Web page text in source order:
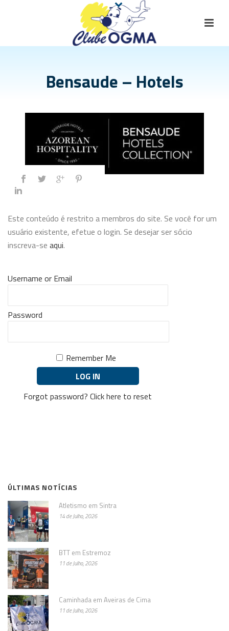
Bensaude – Hotels
Este conteúdo é restrito a membros do site. Se você for um
usuário existente, efetue o login. Se desejar ser sócio
inscreva-se aqui.
Username or Email
Password
Remember Me
Forgot password?Click here to reset
ÚLTIMAS NOTÍCIAS
Atletismo em Sintra
14 de Julho, 2026
BTT em Estremoz
11 de Julho, 2026
Caminhada em Aveiras de Cima
11 de Julho, 2026